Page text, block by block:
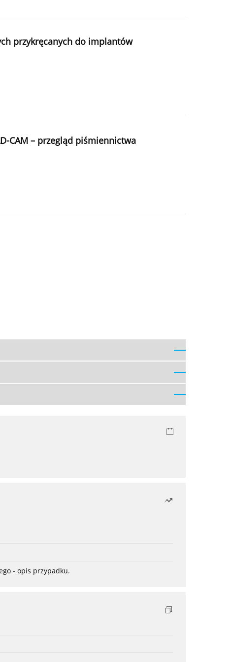
przykręcanych do implantów
CAM – przegląd piśmiennictwa
- opis przypadku.